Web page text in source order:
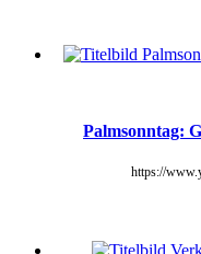
Palmsonntag:
https://